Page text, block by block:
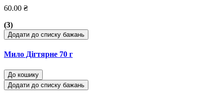
60.00 ₴
(3)
Додати до списку бажань
Мило Дігтярне 70 г
До кошику
Додати до списку бажань